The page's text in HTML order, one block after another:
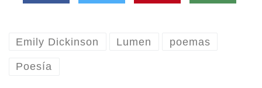
Emily Dickinson Lumen poemas
Poesía